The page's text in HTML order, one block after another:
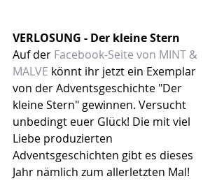
VERLOSUNG - Der kleine Stern
Auf der Facebook-Seite von MINT &
MALVE könnt ihr jetzt ein Exemplar
von der Adventsgeschichte "Der
kleine Stern" gewinnen. Versucht
unbedingt euer Glück! Die mit viel
Liebe produzierten
Adventsgeschichten gibt es dieses
Jahr nämlich zum allerletzten Mal!